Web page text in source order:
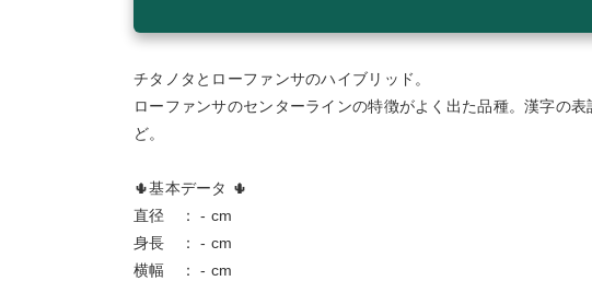
チタノタとローファンサのハイブリッド。
ローファンサのセンターラインの特徴がよく出た品種。漢字の
ど。
🌵基本データ 🌵
直径 ： - cm
身長 ： - cm
横幅 ： - cm